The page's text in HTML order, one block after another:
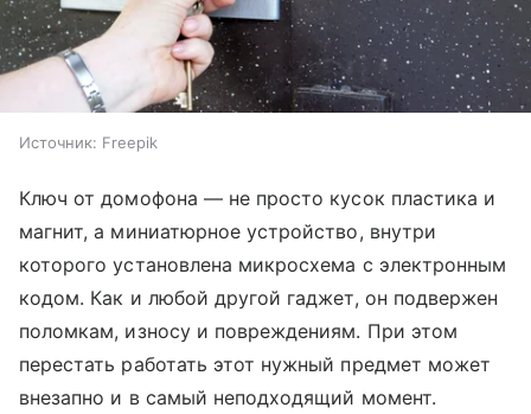
Источник: Freepik
Ключ от домофона — не просто кусок пластика и
магнит, а миниатюрное устройство, внутри
которого установлена микросхема с электронным
кодом. Как и любой другой гаджет, он подвержен
поломкам, износу и повреждениям. При этом
перестать работать этот нужный предмет может
внезапно и в самый неподходящий момент.